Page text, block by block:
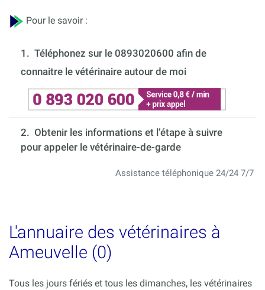
Pour le savoir :
1. Téléphonez sur le 0893020600 afin de
connaitre le vétérinaire autour de moi
2. Obtenir les informations et l’étape à suivre
pour appeler le vétérinaire-de-garde
Assistance téléphonique 24/24 7/7
L'annuaire des vétérinaires à
Ameuvelle (0)
Tous les jours fériés et tous les dimanches, les vétérinaires